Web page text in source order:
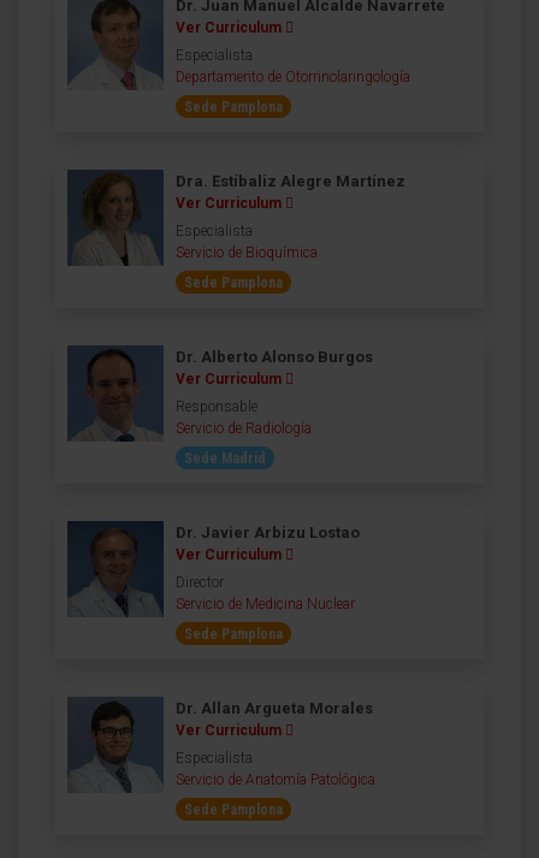
Dr. Juan Manuel Alcalde Navarrete
Ver Curriculum
Especialista
Departamento de Otorrinolaringología
Sede Pamplona
Dra. Estíbaliz Alegre Martínez
Ver Curriculum
Especialista
Servicio de Bioquímica
Sede Pamplona
Dr. Alberto Alonso Burgos
Ver Curriculum
Responsable
Servicio de Radiología
Sede Madrid
Dr. Javier Arbizu Lostao
Ver Curriculum
Director
Servicio de Medicina Nuclear
Sede Pamplona
Dr. Allan Argueta Morales
Ver Curriculum
Especialista
Servicio de Anatomía Patológica
Sede Pamplona